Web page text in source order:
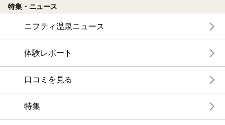
特集・ニュース
ニフティ温泉ニュース
体験レポート
口コミを見る
特集